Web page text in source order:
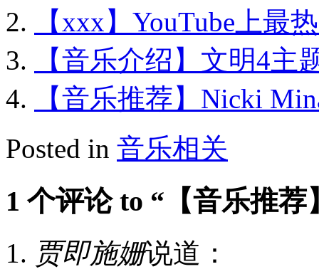
【xxx】YouTube上最
【音乐介绍】文明4主
【音乐推荐】Nicki
Posted in 音乐相关
1 个评论 to “【音乐推
贾即施姗说道：